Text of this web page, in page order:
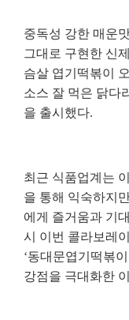
중독성 강한 매운
그대로 구현한 신
슴살 엽기떡볶이
소스 잘 먹은 닭다
을 출시했다.
최근 식품업계는
을 통해 익숙하지
에게 즐거움과 기
시 이번 콜라보레
‘동대문엽기떡볶이
강점을 극대화한